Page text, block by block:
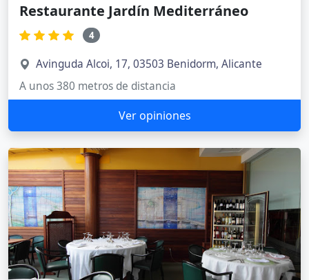
Restaurante Jardín Mediterráneo
4
Avinguda Alcoi, 17, 03503 Benidorm, Alicante
A unos 380 metros de distancia
Ver opiniones